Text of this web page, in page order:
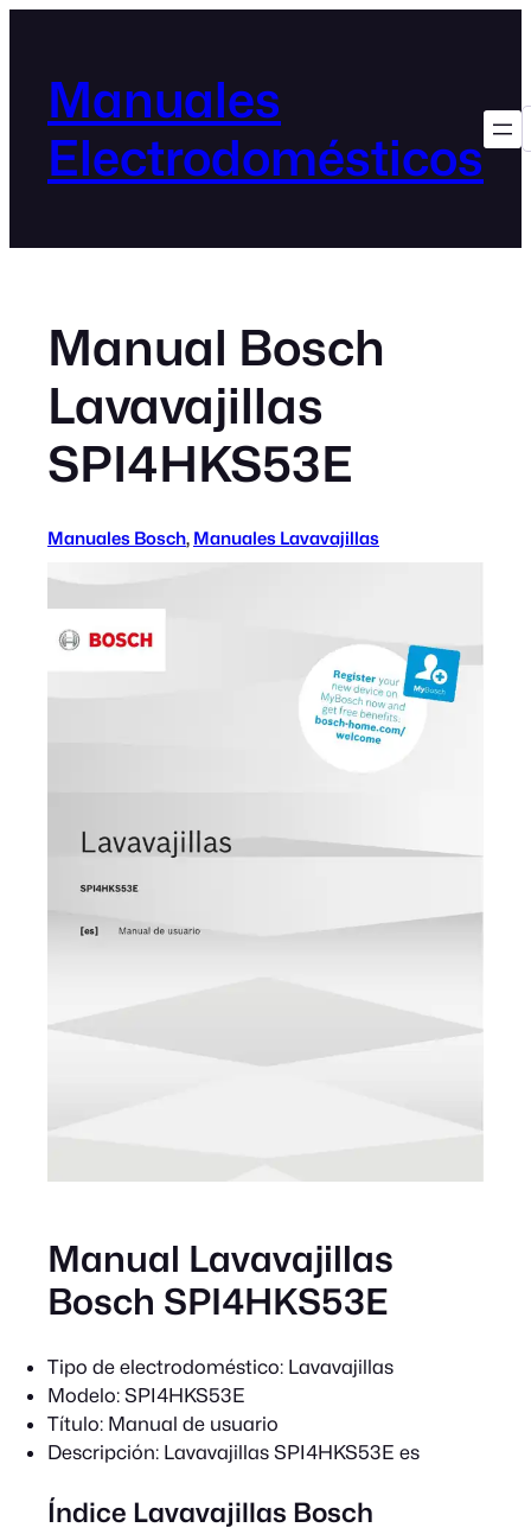
Manuales
Electrodomésticos
Manual Bosch
Lavavajillas
SPI4HKS53E
Manuales Bosch, Manuales Lavavajillas
Manual Lavavajillas
Bosch SPI4HKS53E
Tipo de electrodoméstico: Lavavajillas
Modelo: SPI4HKS53E
Título: Manual de usuario
Descripción: Lavavajillas SPI4HKS53E es
Índice Lavavajillas Bosch